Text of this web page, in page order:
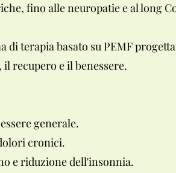
fino alle neuropatie e al long
di terapia basato su PEMF
recupero e il benessere.
generale.
cronici.
e riduzione dell'insonnia.